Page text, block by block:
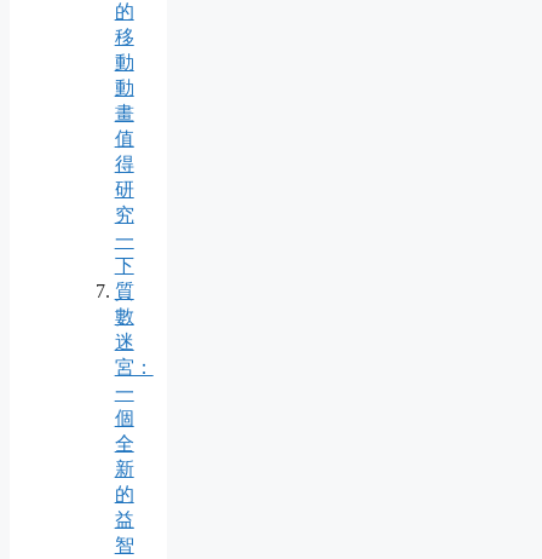
的
移
動
動
畫
值
得
研
究
一
下
質
數
迷
宮：
一
個
全
新
的
益
智